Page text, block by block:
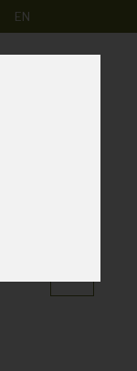
EN